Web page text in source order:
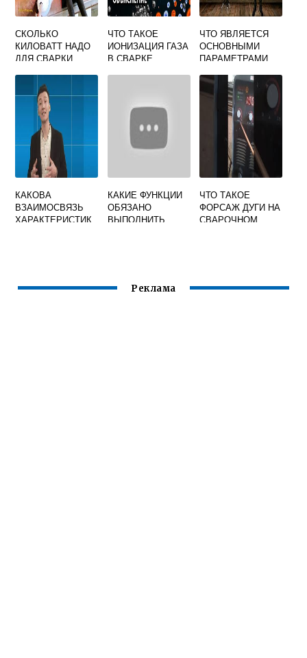
СКОЛЬКО
КИЛОВАТТ НАДО
ДЛЯ СВАРКИ
ЧТО ТАКОЕ
ИОНИЗАЦИЯ ГАЗА
В СВАРКЕ
ЧТО ЯВЛЯЕТСЯ
ОСНОВНЫМИ
ПАРАМЕТРАМИ
ПЛАВЛЕНИЕМ
ПЛАСТМАСС
КАКОВА
ВЗАИМОСВЯЗЬ
ХАРАКТЕРИСТИК
СВАРКИ
КАКИЕ ФУНКЦИИ
ОБЯЗАНО
ВЫПОЛНИТЬ
РАБОТАМИ
ЧТО ТАКОЕ
ФОРСАЖ ДУГИ НА
СВАРОЧНОМ
Реклама